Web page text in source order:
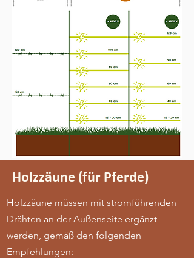
Holzzäune (für Pferde)
Holzzäune müssen mit stromführenden
Drähten an der Außenseite ergänzt
werden, gemäß den folgenden
Empfehlungen: